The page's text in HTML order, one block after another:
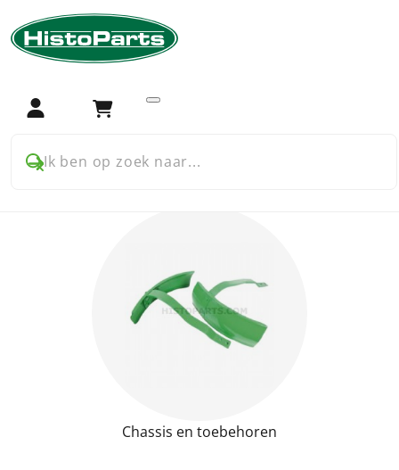
Login Winkelwagen
Ik ben op zoek naar...
Home Trekker onderdelen
voor Deutz
Chassis en toebehoren